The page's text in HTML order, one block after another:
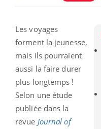
Les voyages
forment la jeunesse,
mais ils pourraient
aussi la faire durer
plus longtemps !
Selon une étude
publiée dans la
revue Journal of